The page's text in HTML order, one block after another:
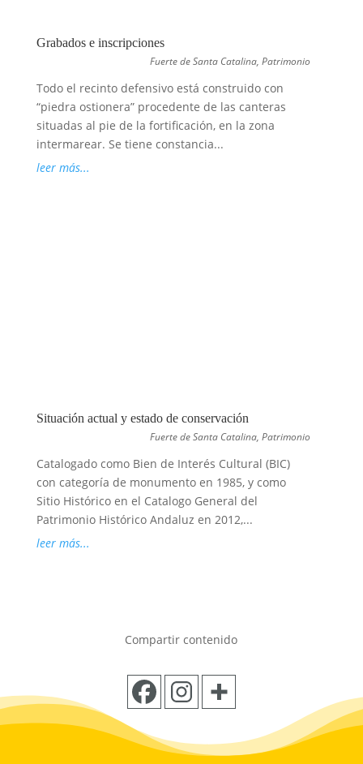
Grabados e inscripciones
Fuerte de Santa Catalina,Patrimonio
Todo el recinto defensivo está construido con
“piedra ostionera” procedente de las canteras
situadas al pie de la fortificación, en la zona
intermarear. Se tiene constancia...
leer más...
Situación actual y estado de conservación
Fuerte de Santa Catalina,Patrimonio
Catalogado como Bien de Interés Cultural (BIC)
con categoría de monumento en 1985, y como
Sitio Histórico en el Catalogo General del
Patrimonio Histórico Andaluz en 2012,...
leer más...
Compartir contenido